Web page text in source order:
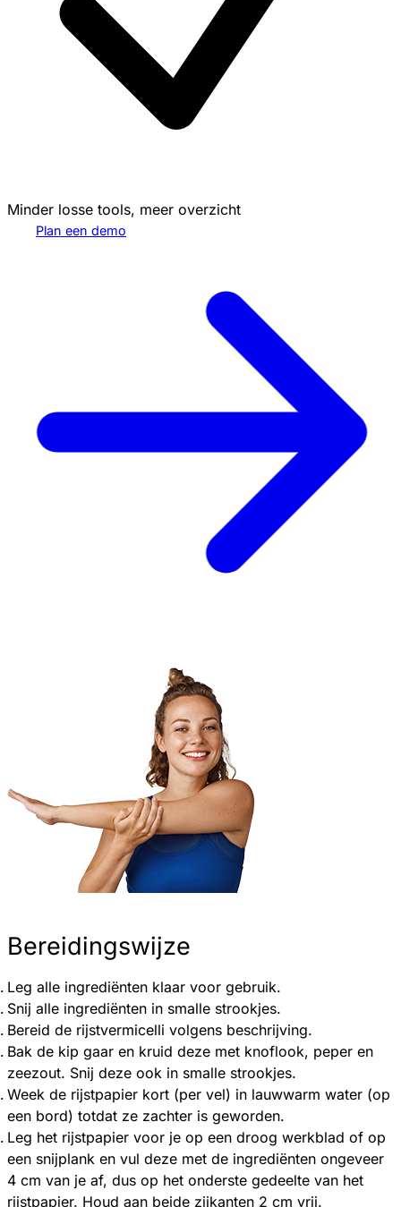
Minder losse tools, meer overzicht
Plan een demo
Bereidingswijze
Leg alle ingrediënten klaar voor gebruik.
Snij alle ingrediënten in smalle strookjes.
Bereid de rijstvermicelli volgens beschrijving.
Bak de kip gaar en kruid deze met knoflook, peper en
zeezout. Snij deze ook in smalle strookjes.
Week de rijstpapier kort (per vel) in lauwwarm water (op
een bord) totdat ze zachter is geworden.
Leg het rijstpapier voor je op een droog werkblad of op
een snijplank en vul deze met de ingrediënten ongeveer
4 cm van je af, dus op het onderste gedeelte van het
rijstpapier. Houd aan beide zijkanten 2 cm vrij.